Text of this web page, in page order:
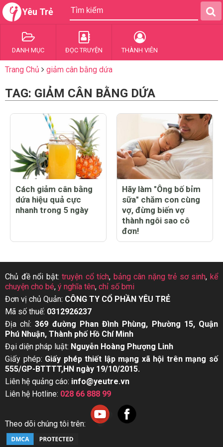
Yêu Trẻ
DANH MỤC ĐỌC TRUYỆN THÀNH VIÊN
Trang Chủ giảm cân bằng dứa
TAG: GIẢM CÂN BẰNG DỨA
Cách giảm cân bằng
dứa hiệu quả cực
nhanh trong 5 ngày
Hãy làm "Ông bố bỉm
sữa" chăm con cùng
vợ, đừng biến vợ
thành ngôi sao cô
đơn!
Chủ đề nổi bật:truyện cổ tích, bảng cân nặng trẻ sơ sinh,kể
chuyện cho bé, ý nghĩa tên, chỉ số bmi
Đơn vị chủ Quản: CÔNG TY CỔ PHẦN YÊU TRẺ
Mã số thuế: 0312926237
Địa chỉ:369 đường Phan Đình Phùng, Phường 15, Quận
Phú Nhuận, Thành phố Hồ Chí Minh
Đại diện pháp luật: Nguyễn Hoàng Phượng Linh
Giấy phép: Giấy phép thiết lập mạng xã hội trên mạng số
555/GP-BTTTT,HN ngày 19/10/2015.
Liên hệ quảng cáo: info@yeutre.vn
Liên hệ Hotline: 028 66 888 99
Theo dõi chúng tôi trên: